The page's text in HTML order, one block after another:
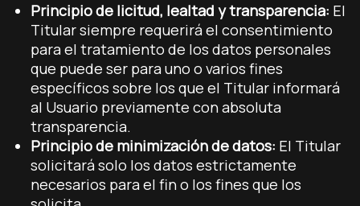
Principio de licitud, lealtad y transparencia: El
Titular siempre requerirá el consentimiento
para el tratamiento de los datos personales
que puede ser para uno o varios fines
específicos sobre los que el Titular informará
al Usuario previamente con absoluta
transparencia.
Principio de minimización de datos: El Titular
solicitará solo los datos estrictamente
necesarios para el fin o los fines que los